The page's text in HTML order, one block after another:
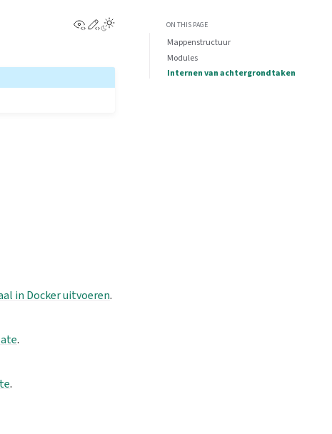
View this page
Edit this page
in Docker uitvoeren.
.
.
ON THIS PAGE
Mappenstructuur
Modules
Internen van achtergrondtaken